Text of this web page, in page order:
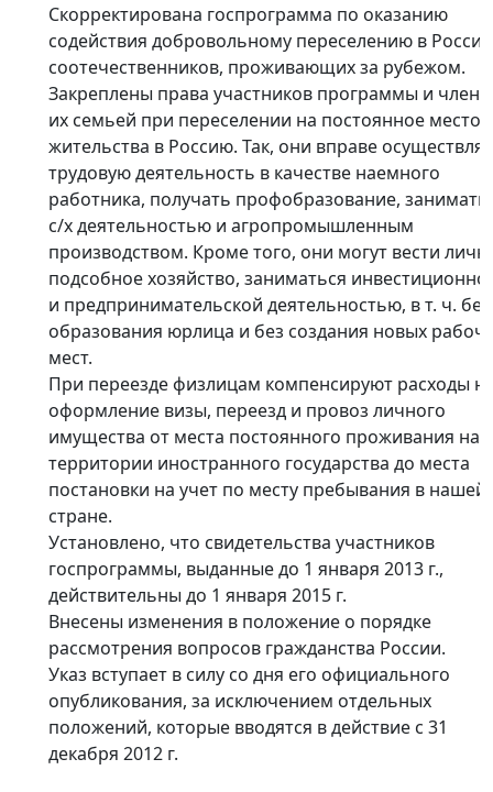
Скорректирована госпрограмма по оказанию
содействия добровольному переселению в
соотечественников, проживающих за рубежом.
Закреплены права участников программы и
их семьей при переселении на постоянное место
жительства в Россию. Так, они вправе
трудовую деятельность в качестве наемного
работника, получать профобразование,
с/х деятельностью и агропромышленным
производством. Кроме того, они могут вести
подсобное хозяйство, заниматься
и предпринимательской деятельностью, в т. ч. без
образования юрлица и без создания новых
мест.
При переезде физлицам компенсируют расходы
оформление визы, переезд и провоз личного
имущества от места постоянного проживания на
территории иностранного государства до места
постановки на учет по месту пребывания в нашей
стране.
Установлено, что свидетельства участников
госпрограммы, выданные до 1 января 2013 г.,
действительны до 1 января 2015 г.
Внесены изменения в положение о порядке
рассмотрения вопросов гражданства России.
Указ вступает в силу со дня его официального
опубликования, за исключением отдельных
положений, которые вводятся в действие с 31
декабря 2012 г.